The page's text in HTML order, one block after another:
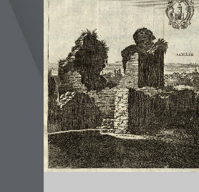
SHIP TYPES
Milestones in the history of European
shipbuilding